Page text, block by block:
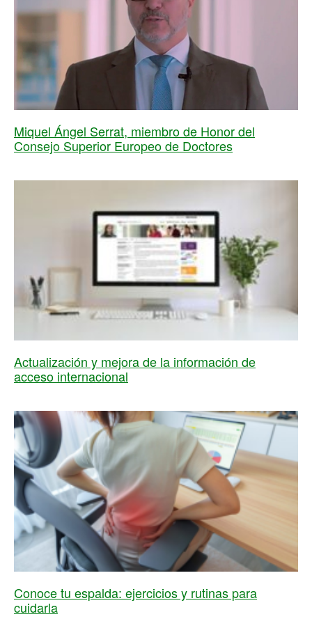
Miquel Ángel Serrat, miembro de Honor del
Consejo Superior Europeo de Doctores
Actualización y mejora de la información de
acceso internacional
Conoce tu espalda: ejercicios y rutinas para
cuidarla